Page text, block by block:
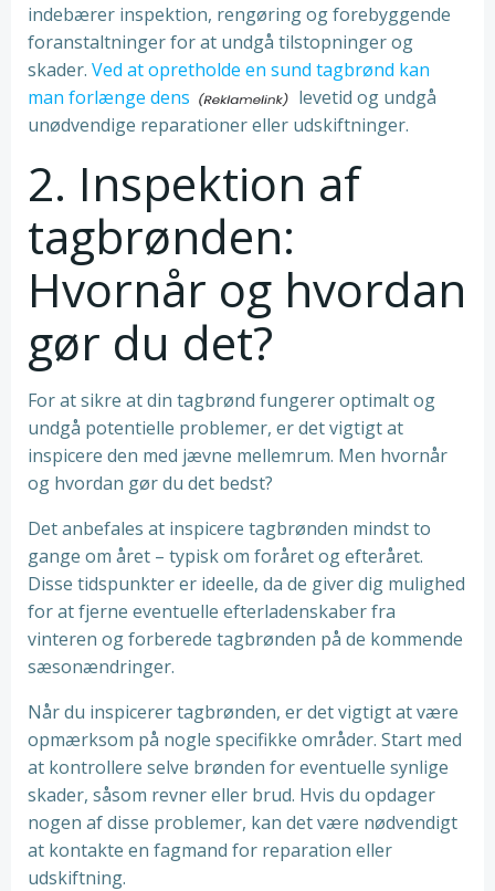
indebærer inspektion, rengøring og forebyggende
foranstaltninger for at undgå tilstopninger og
skader. Ved at opretholde en sund tagbrønd kan
man forlænge dens
levetid og undgå
unødvendige reparationer eller udskiftninger.
2. Inspektion af
tagbrønden:
Hvornår og hvordan
gør du det?
For at sikre at din tagbrønd fungerer optimalt og
undgå potentielle problemer, er det vigtigt at
inspicere den med jævne mellemrum. Men hvornår
og hvordan gør du det bedst?
Det anbefales at inspicere tagbrønden mindst to
gange om året – typisk om foråret og efteråret.
Disse tidspunkter er ideelle, da de giver dig mulighed
for at fjerne eventuelle efterladenskaber fra
vinteren og forberede tagbrønden på de kommende
sæsonændringer.
Når du inspicerer tagbrønden, er det vigtigt at være
opmærksom på nogle specifikke områder. Start med
at kontrollere selve brønden for eventuelle synlige
skader, såsom revner eller brud. Hvis du opdager
nogen af ​​disse problemer, kan det være nødvendigt
at kontakte en fagmand for reparation eller
udskiftning.